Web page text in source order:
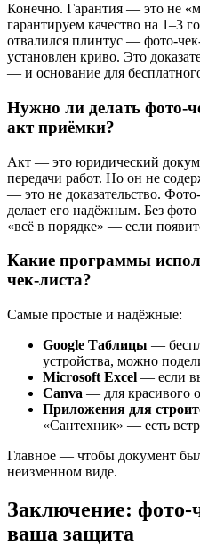
Конечно. Гарантия — это не
гарантируем качество на 1–3
отвалился плинтус — фото-
установлен криво. Это
— и основание для
Нужно ли делать фото-
акт приёмки?
Акт — это юридический
передачи работ. Но он не
— это не доказательство.
делает его надёжным. Без
«всё в порядке» — если
Какие программы
чек-листа?
Самые простые и надёжные:
Google Таблицы —
устройства, можно
Microsoft Excel — если
Canva — для красивого
Приложения для
«Сантехник» — есть
Главное — чтобы документ
неизменном виде.
Заключение: фото-
ваша защита